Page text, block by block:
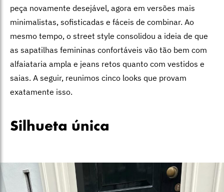
peça novamente desejável, agora em versões mais
minimalistas, sofisticadas e fáceis de combinar. Ao
mesmo tempo, o street style consolidou a ideia de que
as sapatilhas femininas confortáveis vão tão bem com
alfaiataria ampla e jeans retos quanto com vestidos e
saias. A seguir, reunimos cinco looks que provam
exatamente isso.
Silhueta única